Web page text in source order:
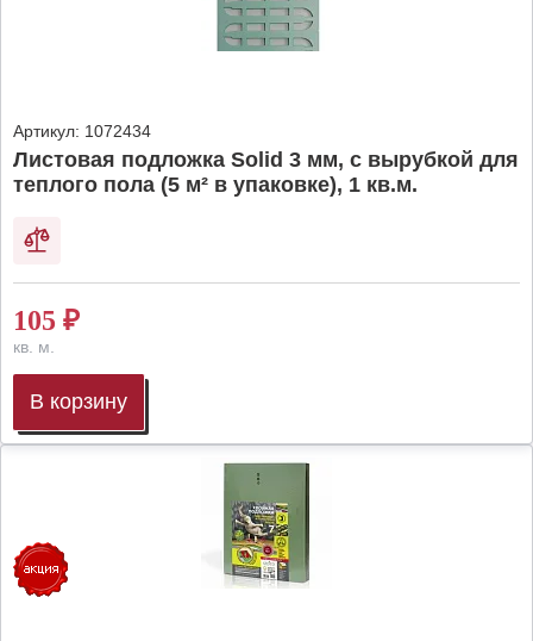
Артикул: 1072434
Листовая подложка Solid 3 мм, с вырубкой для
теплого пола (5 м² в упаковке), 1 кв.м.
105 ₽
кв. м.
В корзину